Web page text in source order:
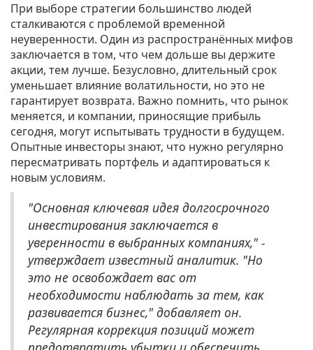
При выборе стратегии большинство людей
сталкиваются с проблемой временной
неуверенности. Один из распространённых мифов
заключается в том, что чем дольше вы держите
акции, тем лучше. Безусловно, длительный срок
уменьшает влияние волатильности, но это не
гарантирует возврата. Важно помнить, что рынок
меняется, и компании, приносящие прибыль
сегодня, могут испытывать трудности в будущем.
Опытные инвесторы знают, что нужно регулярно
пересматривать портфель и адаптироваться к
новым условиям.
"Основная ключевая идея долгосрочного
инвестирования заключается в
уверенности в выбранных компаниях," -
утверждает известный аналитик. "Но
это не освобождает вас от
необходимости наблюдать за тем, как
развивается бизнес," добавляет он.
Регулярная коррекция позиций может